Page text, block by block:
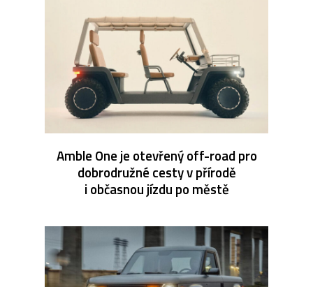
Amble One je otevřený off-road pro
dobrodružné cesty v přírodě
i občasnou jízdu po městě